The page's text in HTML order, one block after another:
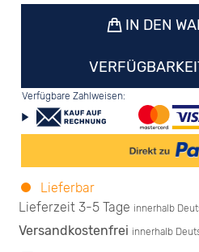
IN DEN
Verfügbare Zahlweisen:
Lieferbar
Lieferzeit 3-5 Tage innerhalb
Versandkostenfrei innerhalb